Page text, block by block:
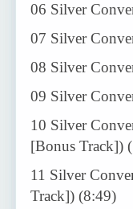
06 Silver
07 Silver
08 Silver
09 Silver
10 Silver
[Bonus Track])
11 Silver
Track]) (8:49)